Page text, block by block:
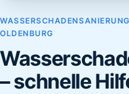
OLDENBURG
– schnelle